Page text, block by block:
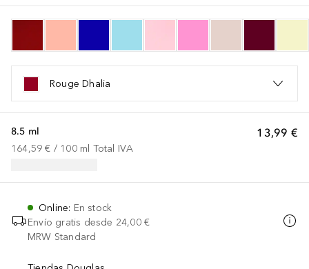
Rouge Dhalia
13,99 €
8.5 ml
164,59 € / 100 ml Total IVA
Online: En stock
Envío gratis desde 24,00 €
MRW Standard